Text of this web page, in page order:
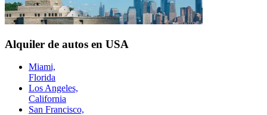
Alquiler de autos en USA
Miami,
Florida
Los Angeles,
California
San Francisco,